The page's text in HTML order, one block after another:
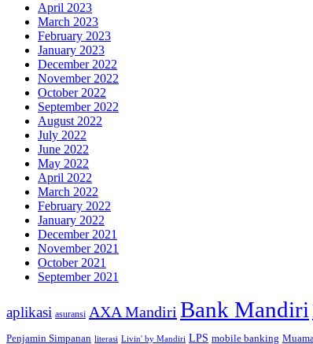
April 2023
March 2023
February 2023
January 2023
December 2022
November 2022
October 2022
September 2022
August 2022
July 2022
June 2022
May 2022
April 2022
March 2022
February 2022
January 2022
December 2021
November 2021
October 2021
September 2021
aplikasi asuransi AXA Mandiri Bank Mandiri
Penjamin Simpanan literasi Livin' by Mandiri LPS mobile banking